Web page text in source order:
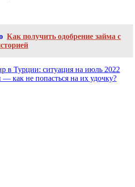
Как получить одобрение займа с
в Турции: ситуация на июль 2022
как не попасться на их удочку?